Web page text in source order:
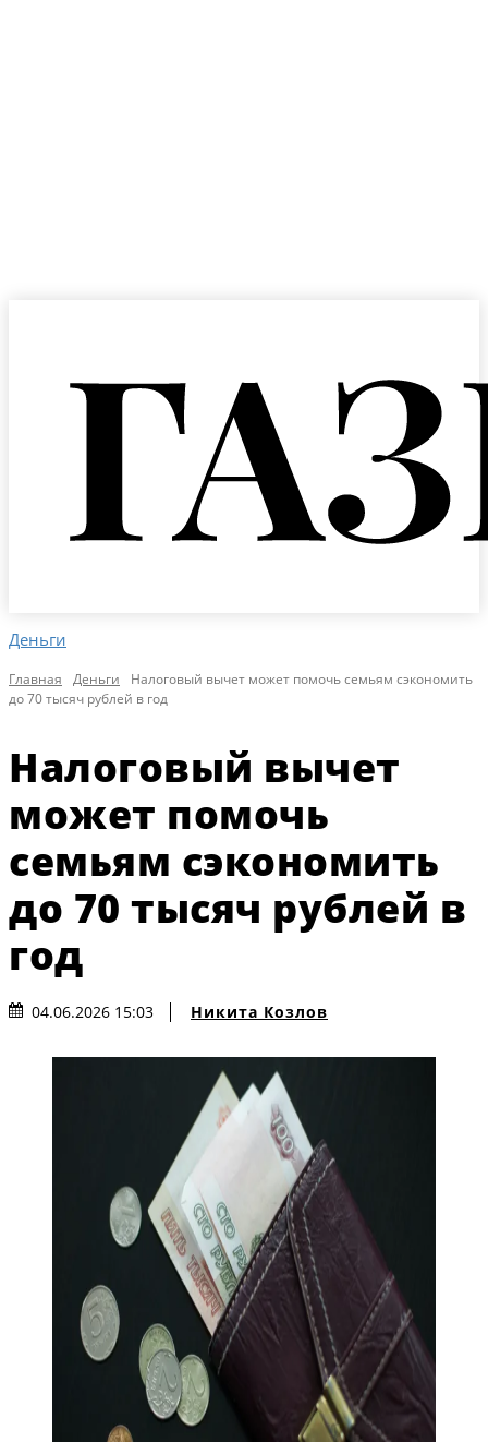
Деньги
Главная Деньги
Налоговый вычет может помочь семьям сэкономить
до 70 тысяч рублей в год
Налоговый вычет
может помочь
семьям сэкономить
до 70 тысяч рублей в
год
04.06.2026 15:03 Никита Козлов